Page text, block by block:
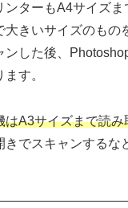
ンターもA4サイズま
大きいサイズのもの
ンした後、
す。
はA3サイズまで読み
きでスキャンするな